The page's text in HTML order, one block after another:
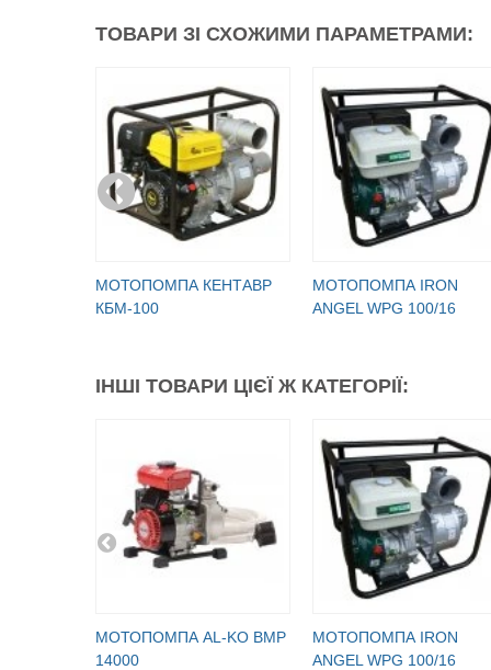
ТОВАРИ ЗІ СХОЖИМИ ПАРАМЕТРАМИ:
МОТОПОМПА КЕНТАВР
КБМ-100
МОТОПОМПА IRON
ANGEL WPG 100/16
ІНШІ ТОВАРИ ЦІЄЇ Ж КАТЕГОРІЇ:
МОТОПОМПА AL-KO BMP
14000
МОТОПОМПА IRON
ANGEL WPG 100/16